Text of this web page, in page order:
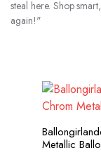
steal here. Shop
again!"
Metallic